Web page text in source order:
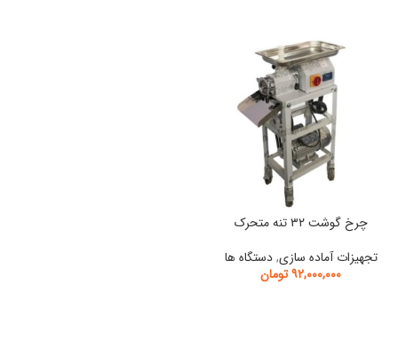
چرخ گوشت ۳۲ تنه متحرک
تجهیزات آماده سازی, دستگاه ها
۹۲,۰۰۰,۰۰۰تومان